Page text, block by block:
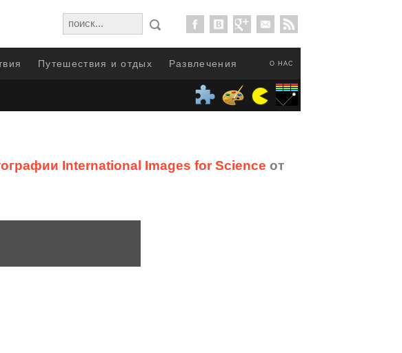
О НАС
Путешествия и отдых Развлечения
International Images for Science от